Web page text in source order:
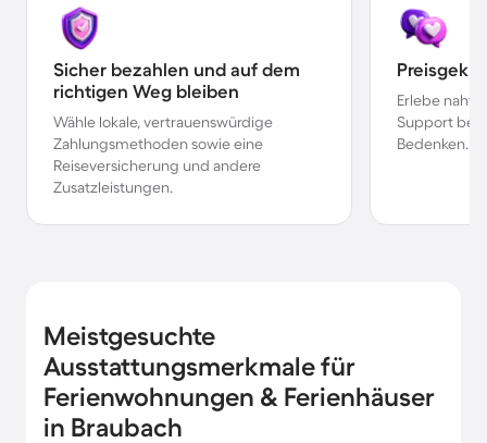
Sicher bezahlen und auf dem
richtigen Weg bleiben
Wähle lokale, vertrauenswürdige
Zahlungsmethoden sowie eine
Reiseversicherung und andere
Zusatzleistungen.
Erlebe
Support bei
Bedenken.
Meistgesuchte
Ausstattungsmerkmale für
Ferienwohnungen & Ferienhäuser
in Braubach